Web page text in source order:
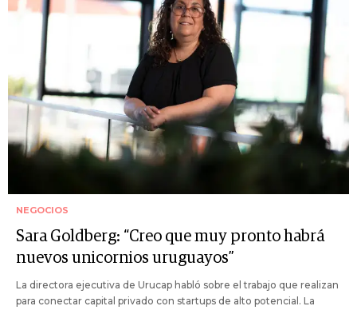
NEGOCIOS
Sara Goldberg: “Creo que muy pronto habrá
nuevos unicornios uruguayos”
La directora ejecutiva de Urucap habló sobre el trabajo que realizan
para conectar capital privado con startups de alto potencial. La